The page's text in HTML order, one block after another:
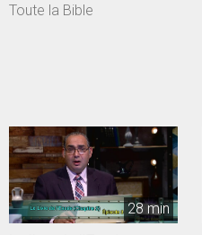
Toute la Bible
28 min